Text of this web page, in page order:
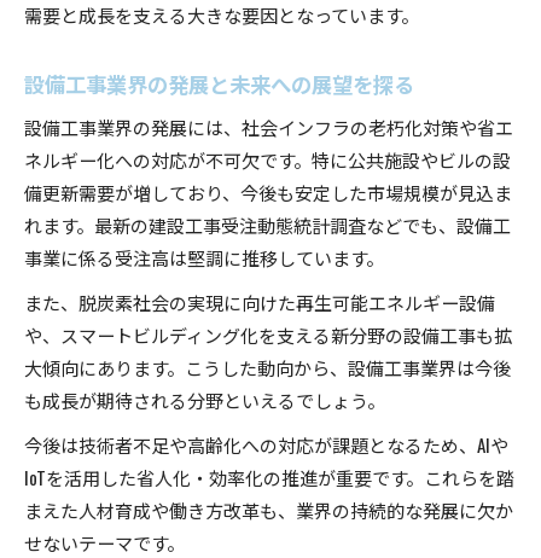
需要と成長を支える大きな要因となっています。
設備工事業界の発展と未来への展望を探る
設備工事業界の発展には、社会インフラの老朽化対策や省エ
ネルギー化への対応が不可欠です。特に公共施設やビルの設
備更新需要が増しており、今後も安定した市場規模が見込ま
れます。最新の建設工事受注動態統計調査などでも、設備工
事業に係る受注高は堅調に推移しています。
また、脱炭素社会の実現に向けた再生可能エネルギー設備
や、スマートビルディング化を支える新分野の設備工事も拡
大傾向にあります。こうした動向から、設備工事業界は今後
も成長が期待される分野といえるでしょう。
今後は技術者不足や高齢化への対応が課題となるため、AIや
IoTを活用した省人化・効率化の推進が重要です。これらを踏
まえた人材育成や働き方改革も、業界の持続的な発展に欠か
せないテーマです。